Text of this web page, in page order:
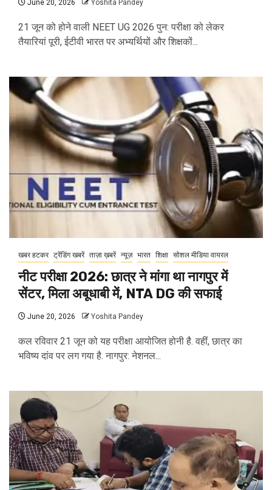
June 20, 2026 Yoshita Pandey
21 जून को होने वाली NEET UG 2026 पुन: परीक्षा को लेकर
तैयारियां पूरी, ईटीवी भारत पर अभ्यर्थियों और शिक्षकों...
खबर हटकर ट्रेंडिंग खबरें ताज़ा ख़बरें न्यूज़ भारत शिक्षा सोशल मीडिया वायरल
नीट परीक्षा 2026: छात्र ने मांगा था नागपुर में
सेंटर, मिला अबूधाबी में, NTA DG की सफाई
June 20, 2026 Yoshita Pandey
कल रविवार 21 जून को यह परीक्षा आयोजित होनी है. वहीं, छात्र का
भविष्य दांव पर लग गया है. नागपुर: नेशनल...